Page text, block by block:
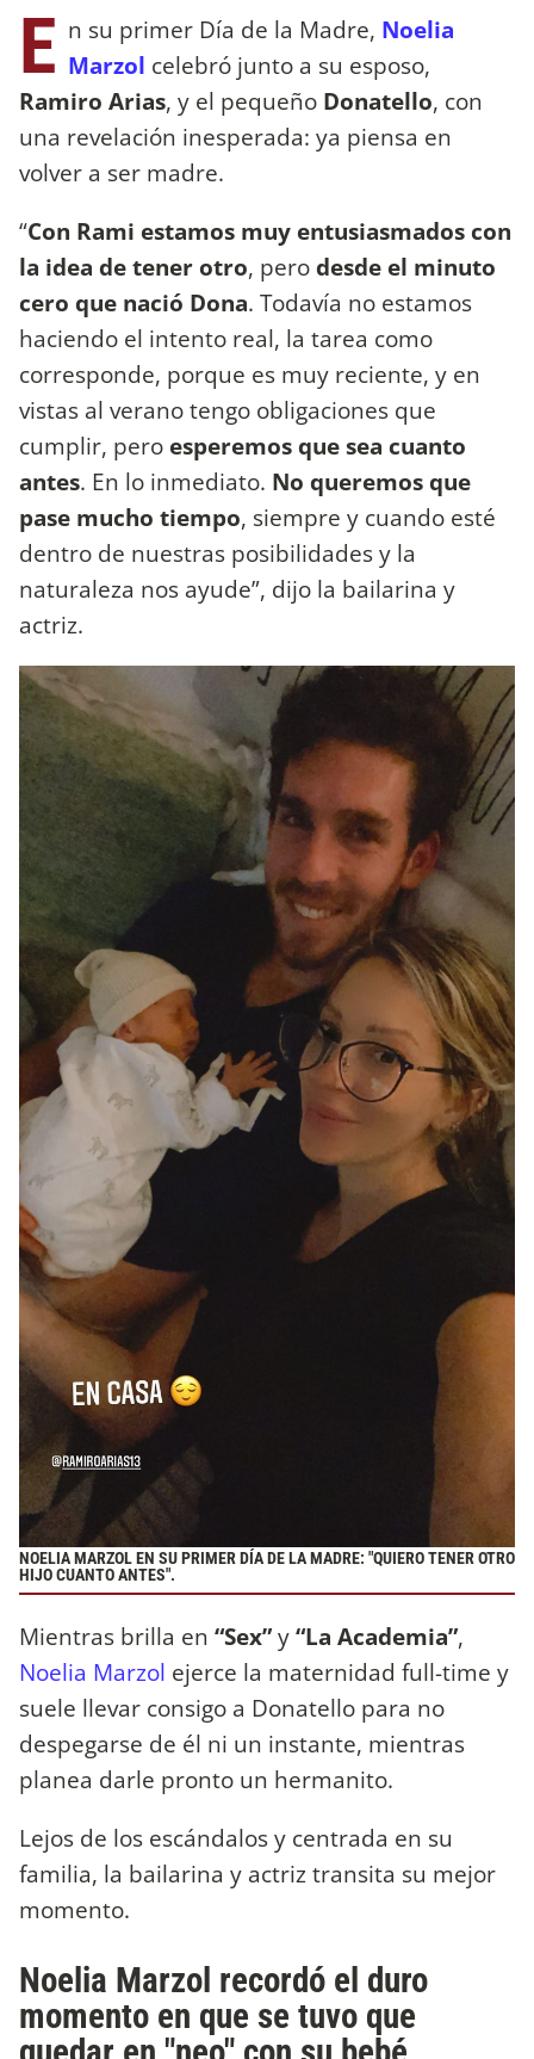
E n su primer Día de la Madre, Noelia
Marzol celebró junto a su esposo,
Ramiro Arias, y el pequeño Donatello, con
una revelación inesperada: ya piensa en
volver a ser madre.
“Con Rami estamos muy entusiasmados con
la idea de tener otro, perodesde el minuto
cero que nació Dona. Todavía no estamos
haciendo el intento real, la tarea como
corresponde, porque es muy reciente, y en
vistas al verano tengo obligaciones que
cumplir, pero esperemos que sea cuanto
antes. En lo inmediato. No queremos que
pase mucho tiempo, siempre y cuando esté
dentro de nuestras posibilidades y la
naturaleza nos ayude”, dijo la bailarina y
actriz.
NOELIA MARZOL EN SU PRIMER DÍA DE LA MADRE: "QUIERO TENER OTRO
HIJO CUANTO ANTES".
Mientras brilla en “Sex”y“La Academia”,
Noelia Marzol ejerce la maternidad full-time y
suele llevar consigo a Donatello para no
despegarse de él ni un instante, mientras
planea darle pronto un hermanito.
Lejos de los escándalos y centrada en su
familia, la bailarina y actriz transita su mejor
momento.
Noelia Marzol recordó el duro
momento en que se tuvo que